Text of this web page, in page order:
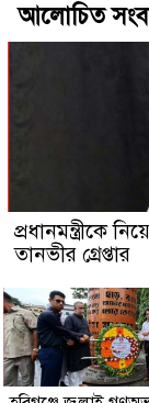
আলোচিত
প্রধানমন্ত্রীকে
তানভীর গ্রেপ্তার